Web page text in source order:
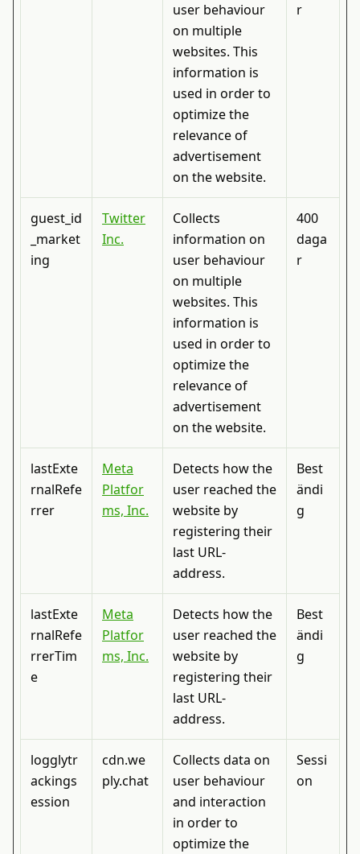
user behaviour
on multiple
websites. This
information is
used in order to
optimize the
relevance of
advertisement
on the website.
r
guest_id
_market
ing
Twitter
Inc.
Collects
information on
user behaviour
on multiple
websites. This
information is
used in order to
optimize the
relevance of
advertisement
on the website.
400
daga
r
lastExte
rnalRefe
rrer
Meta
Platfor
ms, Inc.
Detects how the
user reached the
website by
registering their
last URL-
address.
Best
ändi
g
lastExte
rnalRefe
rrerTim
e
Meta
Platfor
ms, Inc.
Detects how the
user reached the
website by
registering their
last URL-
address.
Best
ändi
g
logglytr
ackings
ession
cdn.we
ply.chat
Collects data on
user behaviour
and interaction
in order to
optimize the
Sessi
on